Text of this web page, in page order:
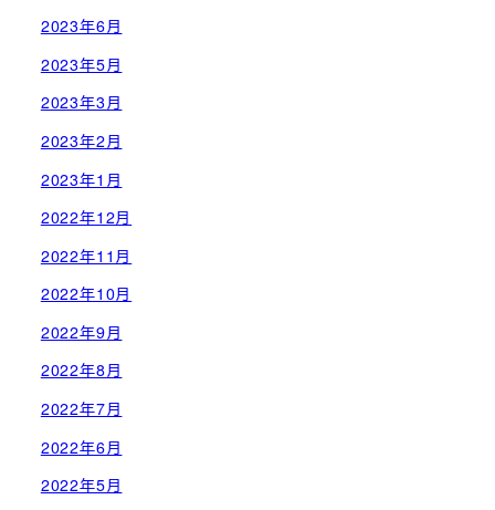
2023年6月
2023年5月
2023年3月
2023年2月
2023年1月
2022年12月
2022年11月
2022年10月
2022年9月
2022年8月
2022年7月
2022年6月
2022年5月